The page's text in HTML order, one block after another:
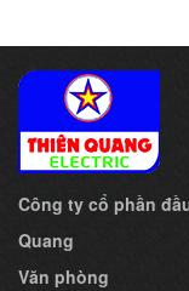
Công ty cổ phần
Quang
Văn phòng